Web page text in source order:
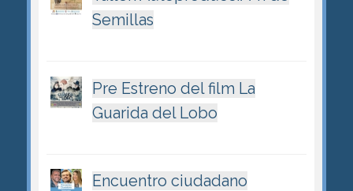
Semillas
Pre Estreno del film La
Guarida del Lobo
Encuentro ciudadano